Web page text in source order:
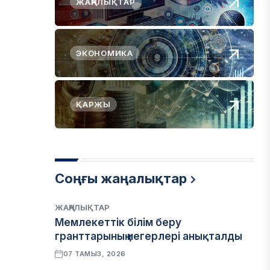
ЭКОНОМИКА
ҚАРЖЫ
Соңғы жаңалықтар
ЖАҢАЛЫҚТАР
Мемлекеттік білім беру
гранттарының иегерлері анықталды
07 ТАМЫЗ, 2026